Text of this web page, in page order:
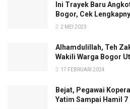
Ini Trayek Baru
Bogor, Cek
2 MEI 2023
Alhamdulillah, Teh
Wakili Warga Bogor
17 FEBRUARI 2024
Bejat, Pegawai
Yatim Sampai Hamil 7